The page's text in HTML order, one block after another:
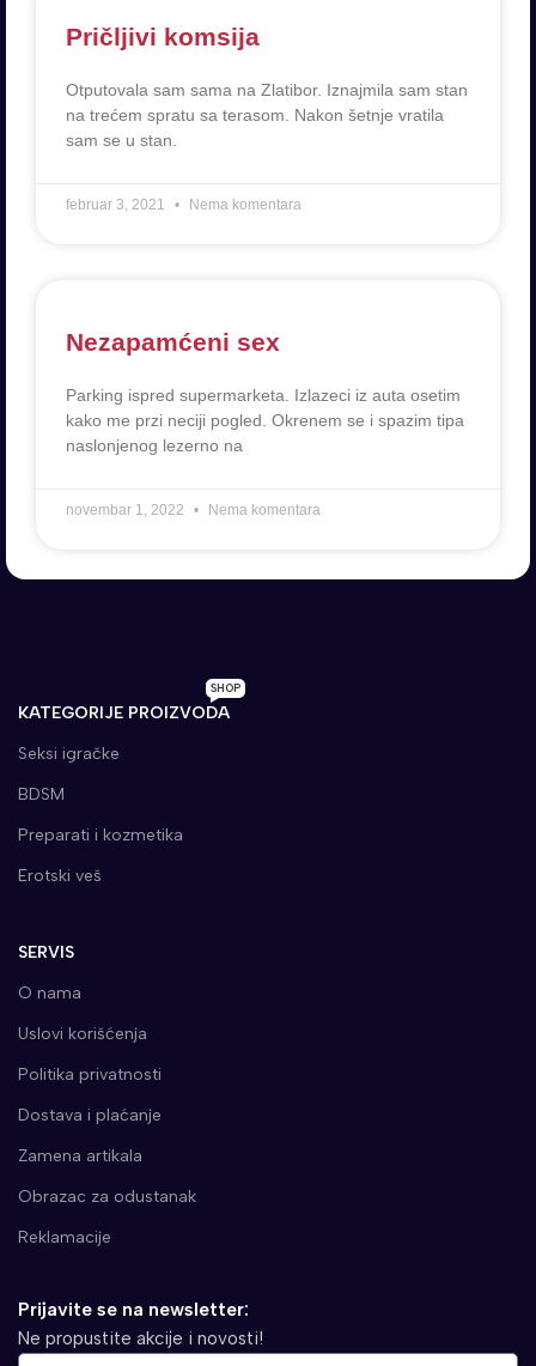
Pričljivi komsija
Otputovala sam sama na Zlatibor. Iznajmila sam stan
na trećem spratu sa terasom. Nakon šetnje vratila
sam se u stan.
februar 3, 2021 Nema komentara
Nezapamćeni sex
Parking ispred supermarketa. Izlazeci iz auta osetim
kako me przi neciji pogled. Okrenem se i spazim tipa
naslonjenog lezerno na
novembar 1, 2022 Nema komentara
KATEGORIJE PROIZVODA
SHOP
Seksi igračke
BDSM
Preparati i kozmetika
Erotski veš
SERVIS
O nama
Uslovi korišćenja
Politika privatnosti
Dostava i plaćanje
Zamena artikala
Obrazac za odustanak
Reklamacije
Prijavite se na newsletter:
Ne propustite akcije i novosti!